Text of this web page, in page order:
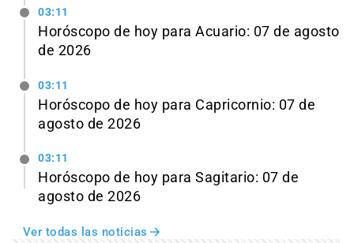
03:11
Horóscopo de hoy para Acuario: 07 de agosto
de 2026
03:11
Horóscopo de hoy para Capricornio: 07 de
agosto de 2026
03:11
Horóscopo de hoy para Sagitario: 07 de
agosto de 2026
Ver todas las noticias